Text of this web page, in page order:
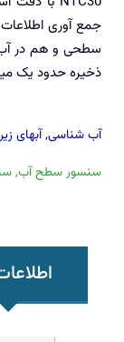
سطحی و هم در
ذخیره حدود یک
آب شناسی,آبهای
سنسور سطح آب,